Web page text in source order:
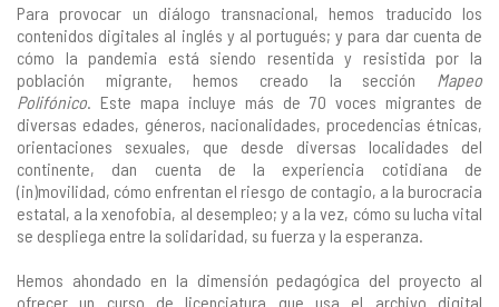
Para provocar un diálogo transnacional, hemos traducido los
contenidos digitales al inglés y al portugués; y para dar cuenta de
cómo la pandemia está siendo resentida y resistida por la
población migrante, hemos creado la sección
Mapeo
Polifónico . Este mapa incluye más de 70 voces migrantes de
diversas edades, géneros, nacionalidades, procedencias étnicas,
orientaciones sexuales, que desde diversas localidades del
continente, dan cuenta de la experiencia cotidiana de
(in)movilidad, cómo enfrentan el riesgo de contagio, a la burocracia
estatal, a la xenofobia, al desempleo; y a la vez, cómo su lucha vital
se despliega entre la solidaridad, su fuerza y la esperanza.
Hemos ahondado en la dimensión pedagógica del proyecto al
ofrecer un curso de licenciatura que usa el archivo digital